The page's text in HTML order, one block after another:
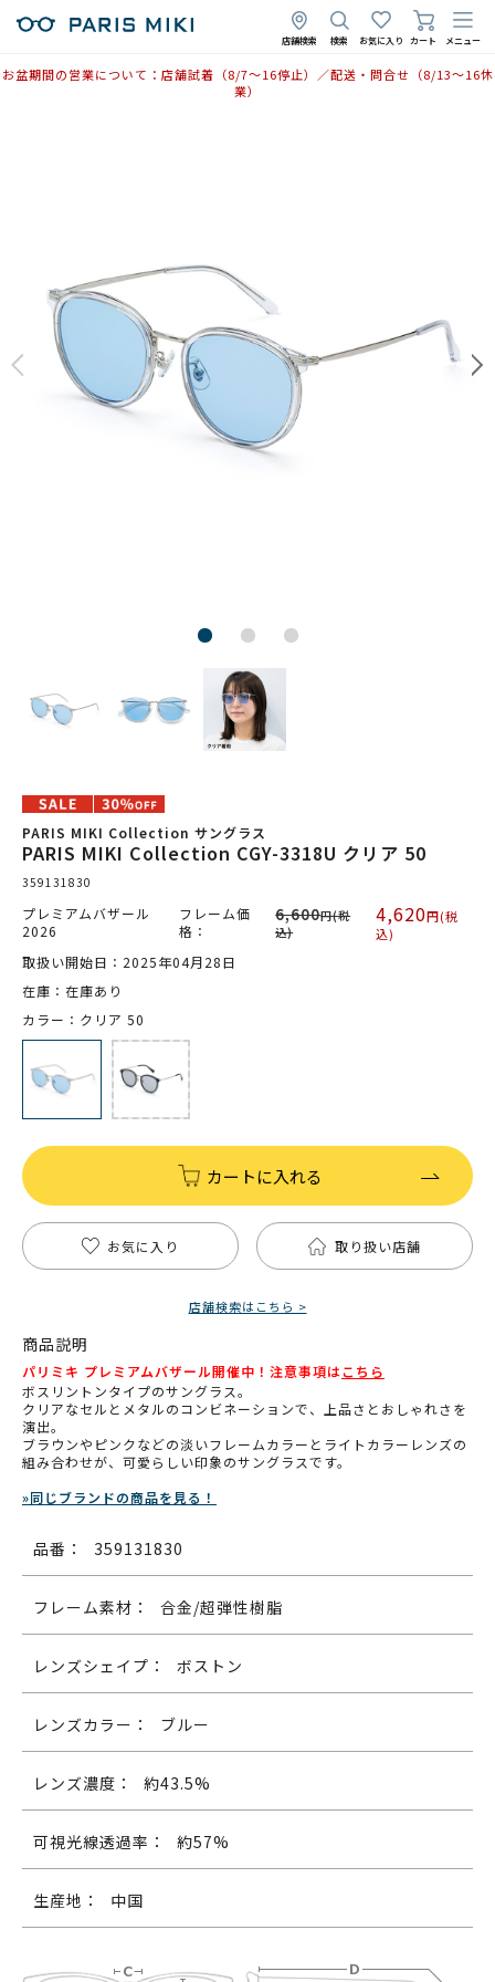
店舗検索 検索 お気に入り カート メニュー
お盆期間の営業について：店舗試着（8/7〜16停止）／配送・問合せ（8/13〜16休
業）
PARIS MIKI Collection サングラス
PARIS MIKI Collection CGY-3318U クリア 50
359131830
プレミアムバザール
2026
フレーム価
格：
6,600円(税
込)
4,620円(税
込)
取扱い開始日：2025年04月28日
在庫：在庫あり
カラー：クリア 50
カートに入れる
お気に入り 取り扱い店舗
店舗検索はこちら >
商品説明
パリミキ プレミアムバザール開催中！注意事項はこちら
ボスリントンタイプのサングラス。
クリアなセルとメタルのコンビネーションで、上品さとおしゃれさを
演出。
ブラウンやピンクなどの淡いフレームカラーとライトカラーレンズの
組み合わせが、可愛らしい印象のサングラスです。
»同じブランドの商品を見る！
品番： 359131830
フレーム素材： 合金/超弾性樹脂
レンズシェイプ： ボストン
レンズカラー： ブルー
レンズ濃度： 約43.5%
可視光線透過率： 約57%
生産地： 中国
2025年11月25日